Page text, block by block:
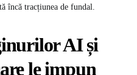
încă tracțiunea de fundal.
AI și
le impun